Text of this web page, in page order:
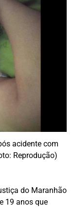
acidente com
Reprodução)
do Maranhão
19 anos que